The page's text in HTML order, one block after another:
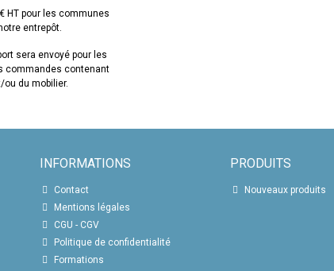
HT pour les communes
entrepôt.
sera envoyé pour les
commandes contenant
du mobilier.
INFORMATIONS
Contact
Mentions légales
CGU - CGV
Politique de confidentialité
Formations
PRODUITS
Nouveaux produits